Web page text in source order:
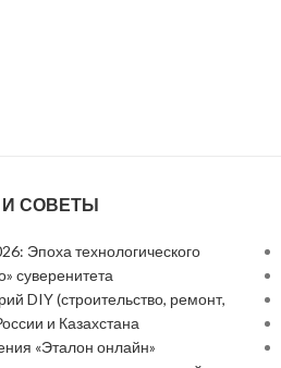
И СОВЕТЫ
Эпоха технологического
суверенитета
DIY (строительство, ремонт,
и Казахстана
«Эталон онлайн»